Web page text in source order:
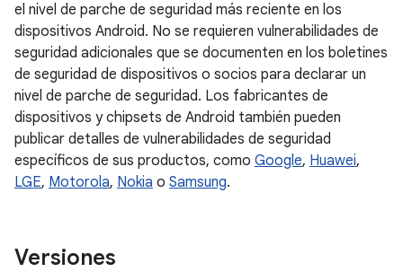
el nivel de parche de seguridad más reciente en los
dispositivos Android. No se requieren vulnerabilidades de
seguridad adicionales que se documenten en los boletines
de seguridad de dispositivos o socios para declarar un
nivel de parche de seguridad. Los fabricantes de
dispositivos y chipsets de Android también pueden
publicar detalles de vulnerabilidades de seguridad
específicos de sus productos, como Google, Huawei,
LGE, Motorola, Nokia o Samsung.
Versiones